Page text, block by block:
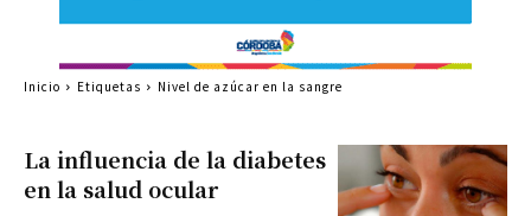
La influencia de la diabetes
en la salud ocular
Inicio Etiquetas Nivel de azúcar en la sangre